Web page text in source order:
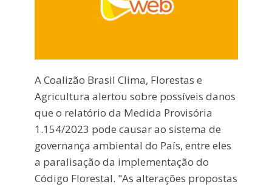
A Coalizão Brasil Clima, Florestas e
Agricultura alertou sobre possíveis danos
que o relatório da Medida Provisória
1.154/2023 pode causar ao sistema de
governança ambiental do País, entre eles
a paralisação da implementação do
Código Florestal. "As alterações propostas